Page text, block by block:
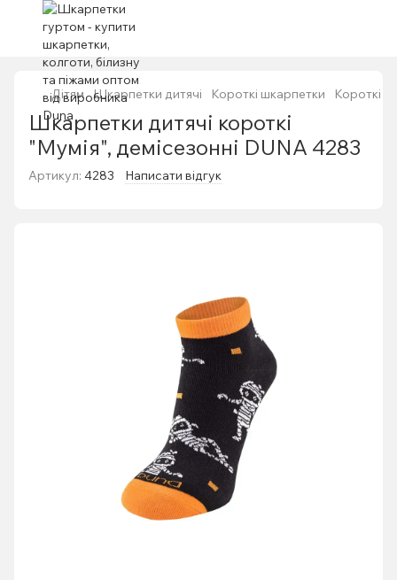
Дітям Шкарпетки дитячі Короткі шкарпетки Короткі
Шкарпетки дитячі короткі
"Мумія", демісезонні DUNA 4283
Артикул: 4283 Написати відгук